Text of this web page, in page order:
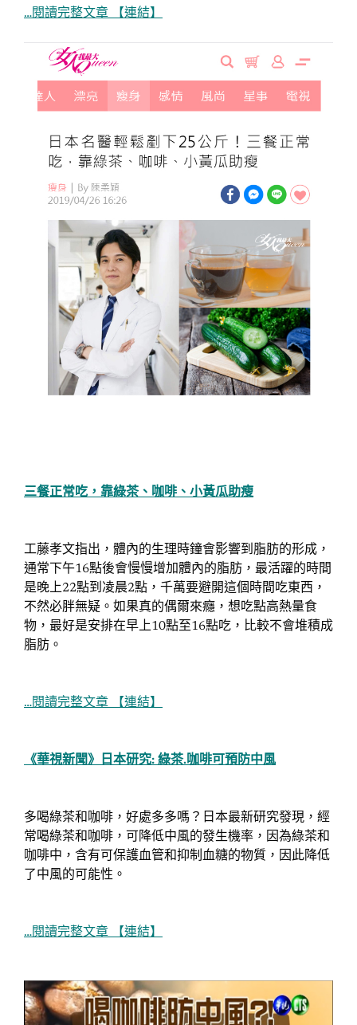
…閱讀完整文章 【連結】
三餐正常吃，靠綠茶、咖啡、小黃瓜助瘦
工藤孝文指出，體內的生理時鐘會影響到脂肪的形成，
通常下午16點後會慢慢增加體內的脂肪，最活躍的時間
是晚上22點到凌晨2點，千萬要避開這個時間吃東西，
不然必胖無疑。如果真的偶爾來癮，想吃點高熱量食
物，最好是安排在早上10點至16點吃，比較不會堆積成
脂肪。
…閱讀完整文章 【連結】
《華視新聞》日本研究: 綠茶.咖啡可預防中風
多喝綠茶和咖啡，好處多多嗎？日本最新研究發現，經
常喝綠茶和咖啡，可降低中風的發生機率，因為綠茶和
咖啡中，含有可保護血管和抑制血糖的物質，因此降低
了中風的可能性。
…閱讀完整文章 【連結】